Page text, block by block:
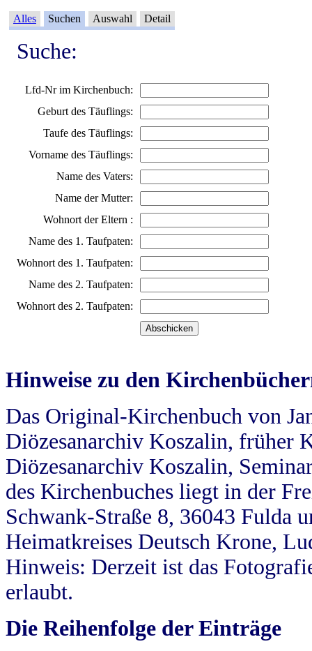
Alles Suchen Auswahl Detail
Suche:
Lfd-Nr im Kirchenbuch:
Geburt des Täuflings:
Taufe des Täuflings:
Vorname des Täuflings:
Name des Vaters:
Name der Mutter:
Wohnort der Eltern :
Name des 1. Taufpaten:
Wohnort des 1. Taufpaten:
Name des 2. Taufpaten:
Wohnort des 2. Taufpaten:
Hinweise zu den
Das Original-Kirchenbuch von
Diözesanarchiv Koszalin, früher
Diözesanarchiv Koszalin,
des Kirchenbuches liegt in der
Schwank-Straße 8, 36043 Fulda
Heimatkreises Deutsch Krone,
Hinweis: Derzeit ist das
erlaubt.
Die Reihenfolge der Einträge